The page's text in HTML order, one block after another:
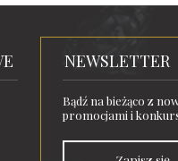
NEWSLETTER
Bądź na bieżąco z
promocjami i